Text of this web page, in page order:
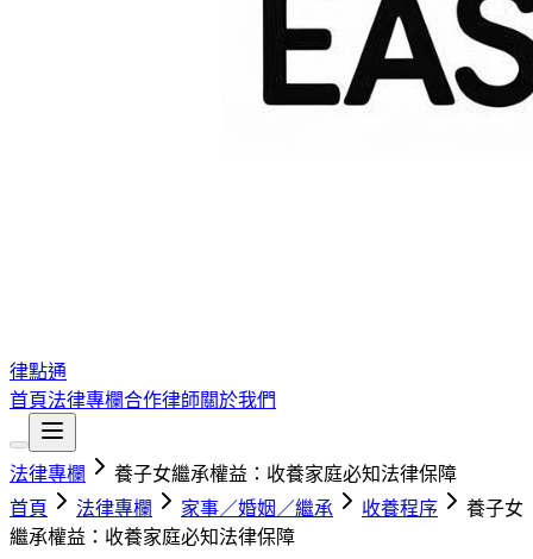
律點通
首頁法律專欄合作律師關於我們
法律專欄
養子女繼承權益：收養家庭必知法律保障
首頁
法律專欄 家事／婚姻／繼承 收養程序
養子女
繼承權益：收養家庭必知法律保障